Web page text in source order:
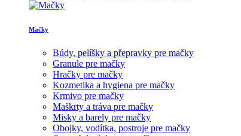
Mačky
Búdy, pelíšky a přepravky pre mačky
Granule pre mačky
Hračky pre mačky
Kozmetika a hygiena pre mačky
Krmivo pre mačky
Maškrty a tráva pre mačky
Misky a barely pre mačky
Obojky, vodítka, postroje pre mačky